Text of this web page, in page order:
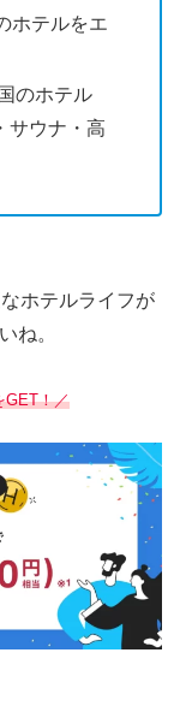
ホテルをエ
のホテル
サウナ・高
ホテルライフが
ね。
GET！／